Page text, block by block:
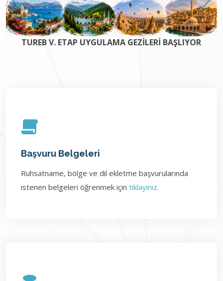
TUREB V. ETAP UYGULAMA GEZİLERİ BAŞLIYOR
Başvuru Belgeleri
Ruhsatname, bölge ve dil ekletme başvurularında
istenen belgeleri öğrenmek için tıklayınız.